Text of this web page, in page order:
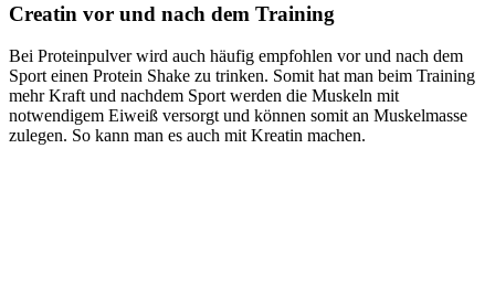
Creatin vor und nach dem Training
Bei Proteinpulver wird auch häufig empfohlen vor und nach dem
Sport einen Protein Shake zu trinken. Somit hat man beim Training
mehr Kraft und nachdem Sport werden die Muskeln mit
notwendigem Eiweiß versorgt und können somit an Muskelmasse
zulegen. So kann man es auch mit Kreatin machen.